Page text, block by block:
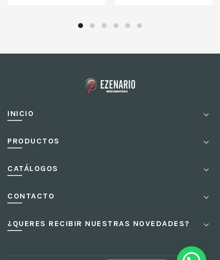
INICIO
PRODUCTOS
CATÁLOGOS
CONTACTO
¿QUERES RECIBIR NUESTRAS NOVEDADES?